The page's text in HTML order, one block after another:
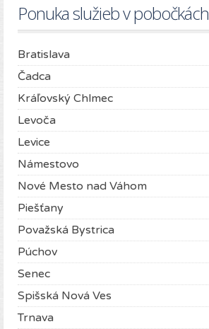
Ponuka služieb v pobočkách
Bratislava
Čadca
Kráľovský Chlmec
Levoča
Levice
Námestovo
Nové Mesto nad Váhom
Piešťany
Považská Bystrica
Púchov
Senec
Spišská Nová Ves
Trnava